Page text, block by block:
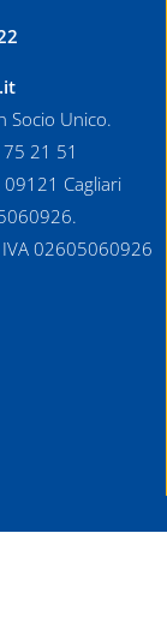
Socio Unico.
21 51
09121 Cagliari
02605060926